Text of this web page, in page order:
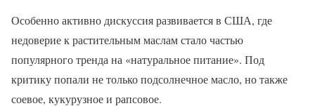
Особенно активно дискуссия развивается в США, где
недоверие к растительным маслам стало частью
популярного тренда на «натуральное питание». Под
критику попали не только подсолнечное масло, но также
соевое, кукурузное и рапсовое.